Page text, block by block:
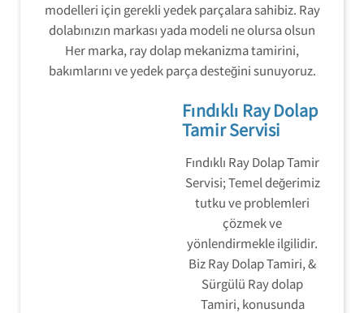
modelleri için gerekli yedek parçalara sahibiz. Ray
dolabınızın markası yada modeli ne olursa olsun
Her marka, ray dolap mekanizma tamirini,
bakımlarını ve yedek parça desteğini sunuyoruz.
Fındıklı Ray Dolap
Tamir Servisi
Fındıklı Ray Dolap Tamir
Servisi; Temel değerimiz
tutku ve problemleri
çözmek ve
yönlendirmekle ilgilidir.
Biz Ray Dolap Tamiri, &
Sürgülü Ray dolap
Tamiri, konusunda